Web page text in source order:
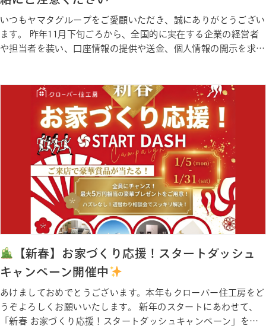
いつもヤマタグループをご愛顧いただき、誠にありがとうござい
ます。 昨年11月下旬ごろから、全国的に実在する企業の経営者
や担当者を装い、口座情報の提供や送金、個人情報の開示を求め
になりすました第三者が、メール等を通じて連絡を行い、口座情
【新春】お家づくり応援！スタートダッシュ
キャンペーン開催中
あけましておめでとうございます。本年もクローバー住工房をど
うぞよろしくお願いいたします。 新年のスタートにあわせて、
「新春 お家づくり応援！スタートダッシュキャンペーン」を開